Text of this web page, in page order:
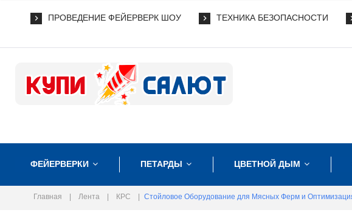
ПРОВЕДЕНИЕ ФЕЙЕРВЕРК ШОУ ТЕХНИКА БЕЗОПАСНОСТИ
ФЕЙЕРВЕРКИ ПЕТАРДЫ ЦВЕТНОЙ ДЫМ
Главная Лента КРС Стойловое Оборудование для Мясных Ферм и